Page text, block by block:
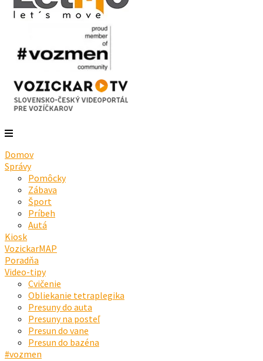
Domov
Správy
Pomôcky
Zábava
Šport
Príbeh
Autá
Kiosk
VozickarMAP
Poradňa
Video-tipy
Cvičenie
Obliekanie tetraplegika
Presuny do auta
Presuny na posteľ
Presun do vane
Presun do bazéna
#vozmen